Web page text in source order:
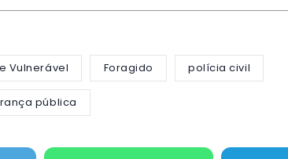
Vulnerável Foragido polícia civil
pública